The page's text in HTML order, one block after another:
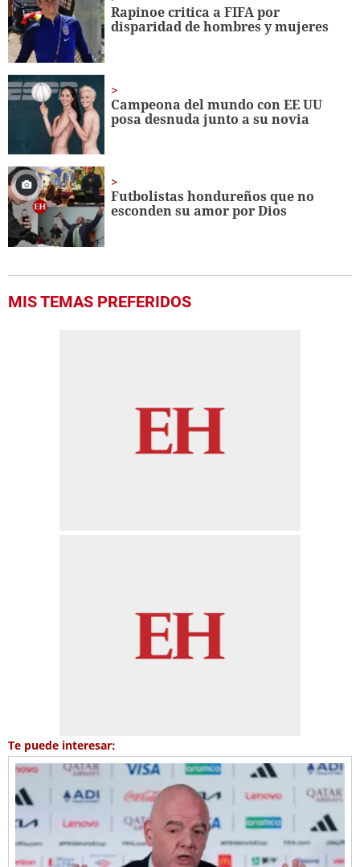
minute,
56
seconds
Rapinoe critica a FIFA por
disparidad de hombres y mujeres
Campeona del mundo con EE UU
posa desnuda junto a su novia
Futbolistas hondureños que no
esconden su amor por Dios
MIS TEMAS PREFERIDOS
Te puede interesar: